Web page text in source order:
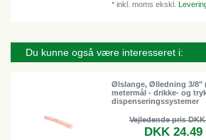
*inkl. moms ekskl.
Du kunne også være interesseret i:
Ølslange, Ølledning 3/8"
metermål - drikke- og
dispenseringssystemer
Vejledende pris DKK
DKK 24.49